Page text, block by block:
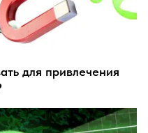
для привлечения